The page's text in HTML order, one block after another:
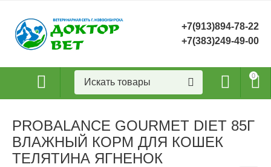
+7(913)894-78-22
+7(383)249-49-00
0
PROBALANCE GOURMET DIET 85Г
ВЛАЖНЫЙ КОРМ ДЛЯ КОШЕК
ТЕЛЯТИНА ЯГНЕНОК